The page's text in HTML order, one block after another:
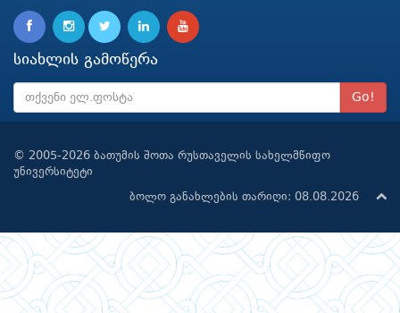
სიახლის გამოწერა
Go!
© 2005-2026 ბათუმის შოთა რუსთაველის სახელმწიფო
უნივერსიტეტი
ბოლო განახლების თარიღი: 08.08.2026